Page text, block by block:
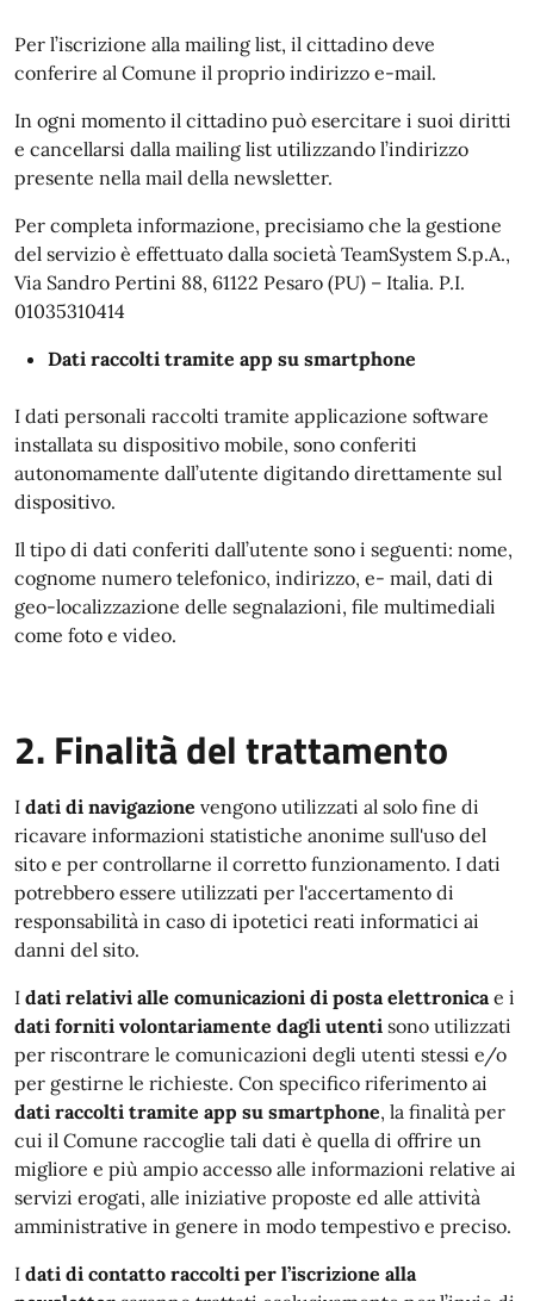
Per l’iscrizione alla mailing list, il cittadino deve
conferire al Comune il proprio indirizzo e-mail.
In ogni momento il cittadino può esercitare i suoi diritti
e cancellarsi dalla mailing list utilizzando l’indirizzo
presente nella mail della newsletter.
Per completa informazione, precisiamo che la gestione
del servizio è effettuato dalla società TeamSystem S.p.A.,
Via Sandro Pertini 88, 61122 Pesaro (PU) – Italia. P.I.
01035310414
Dati raccolti tramite app su smartphone
I dati personali raccolti tramite applicazione software
installata su dispositivo mobile, sono conferiti
autonomamente dall’utente digitando direttamente sul
dispositivo.
Il tipo di dati conferiti dall’utente sono i seguenti: nome,
cognome numero telefonico, indirizzo, e- mail, dati di
geo-localizzazione delle segnalazioni, file multimediali
come foto e video.
2. Finalità del trattamento
I dati di navigazione vengono utilizzati al solo fine di
ricavare informazioni statistiche anonime sull'uso del
sito e per controllarne il corretto funzionamento. I dati
potrebbero essere utilizzati per l'accertamento di
responsabilità in caso di ipotetici reati informatici ai
danni del sito.
I dati relativi alle comunicazioni di posta elettronicae i
dati forniti volontariamente dagli utenti sono utilizzati
per riscontrare le comunicazioni degli utenti stessi e/o
per gestirne le richieste. Con specifico riferimento ai
dati raccolti tramite app su smartphone, la finalità per
cui il Comune raccoglie tali dati è quella di offrire un
migliore e più ampio accesso alle informazioni relative ai
servizi erogati, alle iniziative proposte ed alle attività
amministrative in genere in modo tempestivo e preciso.
I dati di contatto raccolti per l’iscrizione alla